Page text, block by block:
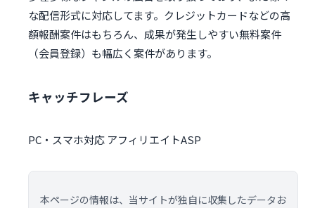
な配信形式に対応してます。クレジットカードなどの高
額報酬案件はもちろん、成果が発生しやすい無料案件
（会員登録）も幅広く案件があります。
キャッチフレーズ
PC・スマホ対応 アフィリエイトASP
本ページの情報は、当サイトが独自に収集したデータお